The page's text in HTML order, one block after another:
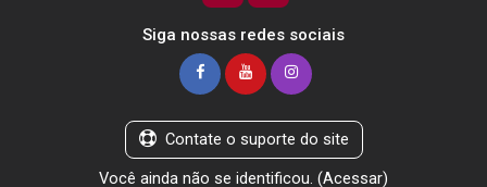
Siga nossas redes sociais
Contate o suporte do site
Você ainda não se identificou. (Acessar)